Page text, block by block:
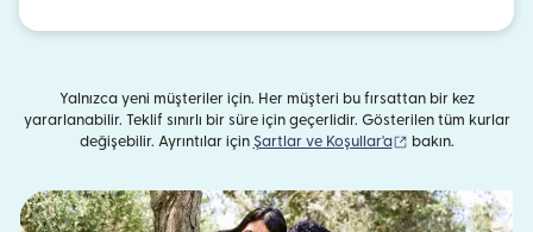
Yalnızca yeni müşteriler için. Her müşteri bu fırsattan bir kez
yararlanabilir. Teklif sınırlı bir süre için geçerlidir. Gösterilen tüm kurlar
değişebilir. Ayrıntılar için Şartlar ve Koşullar'a (yeni pencerede
bakın.